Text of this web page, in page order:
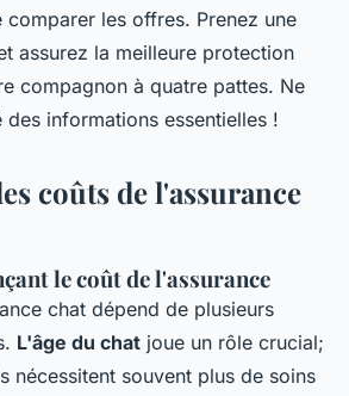
•2 min de lectureles offres. Prenez une
assurez la meilleure protection
compagnon à quatre pattes. Ne
des informations essentielles !
coûts de l'assurance
le coût de l'assurance
chat dépend de plusieurs
L'âge du chat joue un rôle crucial;
nécessitent souvent plus de soins